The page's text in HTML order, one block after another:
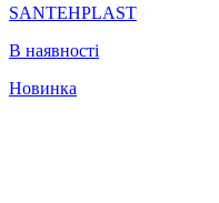
SANTEHPLAST
В наявності
Новинка